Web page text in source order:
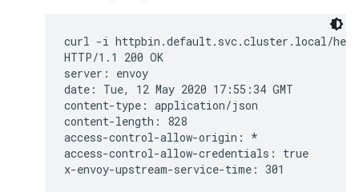
curl -i httpbin.default.svc.cluster.local/headers
HTTP/1.1 200 OK
server: envoy
date: Tue, 12 May 2020 17:55:34 GMT
content-type: application/json
content-length: 828
access-control-allow-origin: *
access-control-allow-credentials: true
x-envoy-upstream-service-time: 301